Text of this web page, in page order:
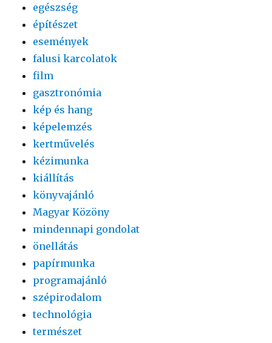
egészség
építészet
események
falusi karcolatok
film
gasztronómia
kép és hang
képelemzés
kertművelés
kézimunka
kiállítás
könyvajánló
Magyar Közöny
mindennapi gondolat
önellátás
papírmunka
programajánló
szépirodalom
technológia
természet